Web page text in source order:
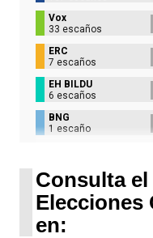
Vox
33 escaños
ERC
7 escaños
EH BILDU
6 escaños
BNG
1 escaño
Consulta
Elecciones
en: